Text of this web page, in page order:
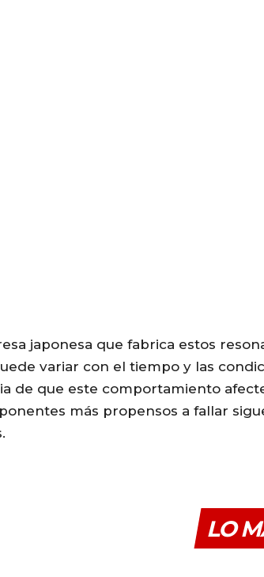
japonesa que fabrica estos
variar con el tiempo y las
de que este comportamiento
más propensos a fallar
LO